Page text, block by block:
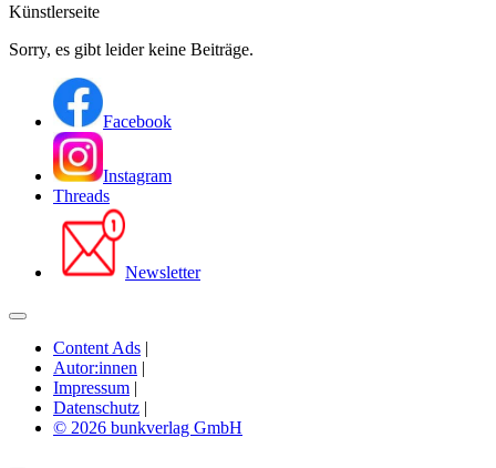
Künstlerseite
Sorry, es gibt leider keine Beiträge.
Facebook
Instagram
Threads
Newsletter
Content Ads |
Autor:innen |
Impressum |
Datenschutz |
© 2026 bunkverlag GmbH